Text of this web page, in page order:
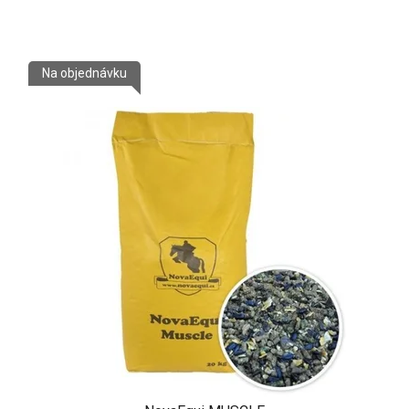
Na objednávku